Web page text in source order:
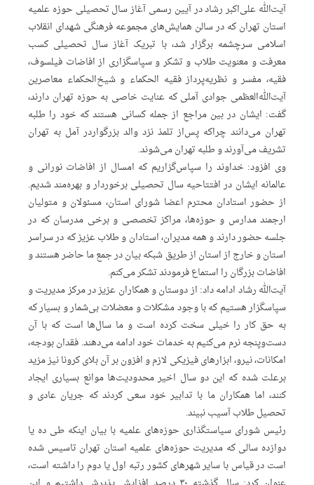
آیت‌الله علی‌اکبر رشاد در آیین رسمی آغاز سال تحصیلی حوزه علمیه
استان تهران که در سالن همایش‌های مجموعه فرهنگی شهدای انقلاب
اسلامی سرچشمه برگزار شد، با تبریک آغاز سال تحصیلی کسب
معرفت و معنویت طلاب و تشکر و سپاسگزاری از افاضات فیلسوف،
فقیه، مفسر و نظریه‌پرداز فقیه الحکماء و شیخ‌الحکماء معاصرین
آیت‌الله‌العظمی جوادی آملی که عنایت خاصی به حوزه تهران دارند،
گفت: ایشان در بین مراجع از جمله کسانی هستند که خود را طلبه
تهران می‌دانند چراکه پس‌از تلمذ نزد والد بزرگواردر آمل به تهران
تشریف می‌آورند و طلبه تهران می‌شوند.
وی افزود: خداوند را سپاس‌گزاریم که امسال از افاضات نورانی و
عالمانه ایشان در افتتاحیه سال تحصیلی برخوردار و بهره‌مند شدیم.
از حضور استادان محترم اعضا شورای استان، مسئولان و متولیان
ارجمند مدارس و حوزه‌ها، مراکز تخصصی و برخی مدرسان که در
جلسه حضور دارند و همه مدیران، استادان و طلاب عزیز که در سراسر
استان و خارج از استان از طریق شبکه بیان در جمع ما حاضر هستند و
افاضات بزرگان را استماع فرمودند تشکر می‌کنم.
آیت‌الله رشاد ادامه داد: از دوستان و همکاران عزیز در مرکز مدیریت و
سپاسگزار هستیم که با وجود مشکلات و معضلات بی‌شمار و بسیار که
به حق کار را خیلی سخت کرده ‌است و ما سال‌ها است که با آن
دست‌وپنجه نرم می‌کنیم به خدمات خود ادامه می‌دهند. فقدان بودجه،
امکانات، نیرو، ابزارهای فیزیکی لازم و افزون بر آن بلای کرونا نیز مزید
برعلت شده که این دو سال اخیر محدودیت‌ها موانع بسیاری ایجاد
‌کنند، اما همکاران ما با تدابیر خود سعی کردند که جریان عادی و
تحصیل طلاب آسیب نبیند.
رئیس شورای سیاستگذاری حوزه‌های علمیه با بیان اینکه طی ده یا
دوازده سالی که مدیریت حوزه‌های علمیه استان تهران تاسیس شده‌
است در قیاس با سایر شهرهای کشور رتبه اول یا دوم را داشته ‌است،